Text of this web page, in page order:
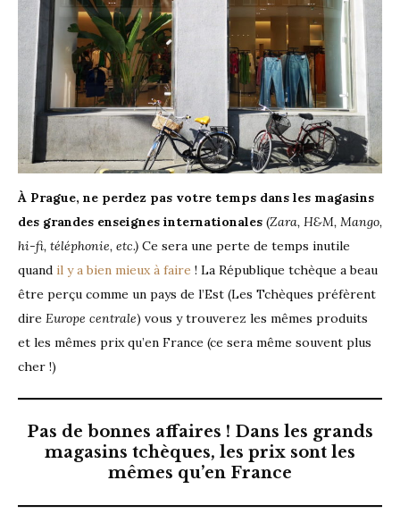
À Prague, ne perdez pas votre temps dans les magasins
des grandes enseignes internationales (Zara, H&M, Mango,
hi-fi, téléphonie, etc.) Ce sera une perte de temps inutile
quand il y a bien mieux à faire ! La République tchèque a beau
être perçu comme un pays de l’Est (Les Tchèques préfèrent
dire Europe centrale) vous y trouverez les mêmes produits
et les mêmes prix qu’en France (ce sera même souvent plus
cher !)
Pas de bonnes affaires ! Dans les grands
magasins tchèques, les prix sont les
mêmes qu’en France